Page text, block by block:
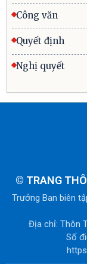
Công văn
Quyết định
Nghị quyết
© TRANG
Trưởng Ban biên
Địa chỉ: Thôn
Số